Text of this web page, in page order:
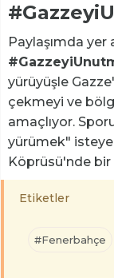
Paylaşımda
yürüyüşle
çekmeyi ve
amaçlıyor.
yürümek"
Köprüsü'nde
Etiketler
#Fenerbahçe